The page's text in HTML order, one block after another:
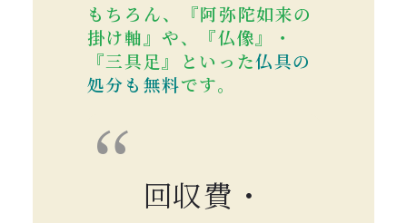
もちろん、『阿弥陀如来の
掛け軸』や、『仏像』・
『三具足』といった仏具の
処分も無料です。
回収費・